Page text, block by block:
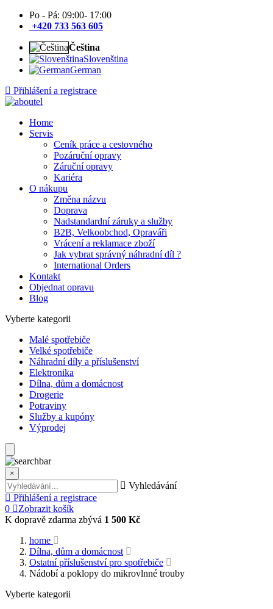
Po - Pá: 09:00- 17:00
+420 733 563 605
Čeština
Slovenština
German
Přihlášení a registrace
Home
Servis
Ceník práce a cestovného
Pozáruční opravy
Záruční opravy
Kariéra
O nákupu
Změna názvu
Doprava
Nadstandardní záruky a služby
B2B, Velkoobchod, Opraváři
Vrácení a reklamace zboží
Jak vybrat správný náhradní díl ?
International Orders
Kontakt
Objednat opravu
Blog
Vyberte kategorii
Malé spotřebiče
Velké spotřebiče
Náhradní díly a příslušenství
Elektronika
Dílna, dům a domácnost
Drogerie
Potraviny
Služby a kupóny
Výprodej
×
Vyhledávání
Přihlášení a registrace
0
Zobrazit košík
K dopravě zdarma zbývá 1 500 Kč
home
Dílna, dům a domácnost
Ostatní příslušenství pro spotřebiče
Nádobí a poklopy do mikrovlnné trouby
Vyberte kategorii